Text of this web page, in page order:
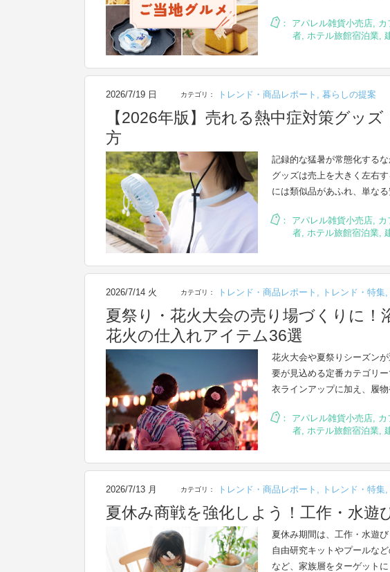
： アパレル雑貨小売店, カ
者 ホテル旅館宿泊業
2026/7/19 日 カテゴリ： トレンド・商品レポート , 暮らしの提案
【2026年版】売れる熱中症対策グッ
方
記録的な猛暑が常態化する
グッズは売上を大きく左右
には類似品があふれ、単な
： アパレル雑貨小売店, カ
者, ホテル旅館宿泊業,
2026/7/14 火 カテゴリ： トレンド・商品レポート トレンド・特集
夏祭り・花火大会の売り場づくりに！
花火の仕入れアイテム36選
花火大会や夏祭りシーズン
要が見込める定番カテゴリ
衣ラインアップに加え、履
： アパレル雑貨小売店, カ
者 ホテル旅館宿泊業
2026/7/13 月 カテゴリ： トレンド・商品レポート トレンド・特集
夏休み商戦を強化しよう！工作・水遊
夏休み期間は、工作・水遊
自由研究キットやプールな
など、家族層をターゲット